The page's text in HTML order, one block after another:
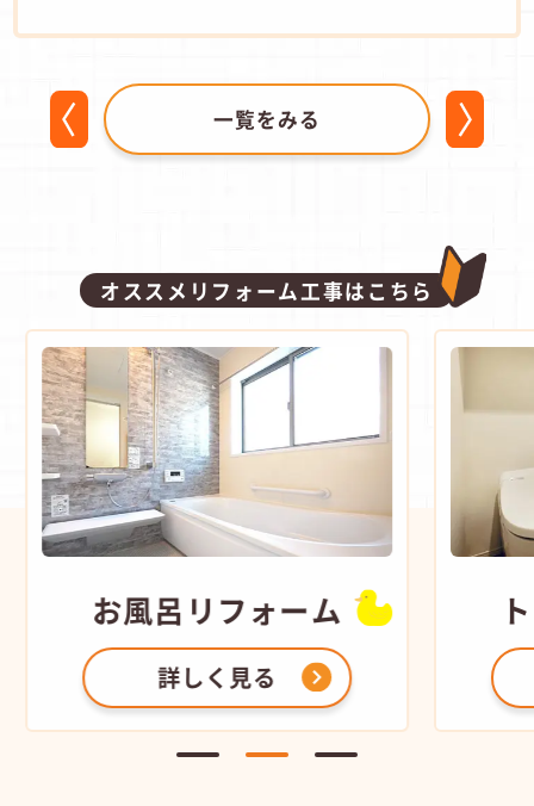
一覧をみる
オススメリフォーム工事はこちら
ーム トイレ リフォーム
詳しく見る